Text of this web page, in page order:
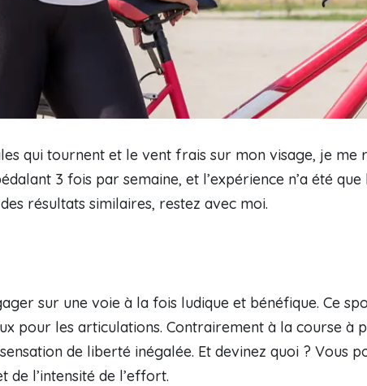
qui tournent et le vent frais sur mon visage, je
3 fois par semaine, et l’expérience n’a été
résultats similaires, restez avec moi.
sur une voie à la fois ludique et bénéfique. Ce
pour les articulations. Contrairement à la course à
de liberté inégalée. Et devinez quoi ? Vous
l’intensité de l’effort.